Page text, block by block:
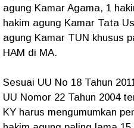
agung Kamar Agama, 1
hakim agung Kamar Tata
agung Kamar TUN khusus
HAM di MA.
Sesuai UU No 18 Tahun
UU Nomor 22 Tahun 2004
KY harus mengumumkan